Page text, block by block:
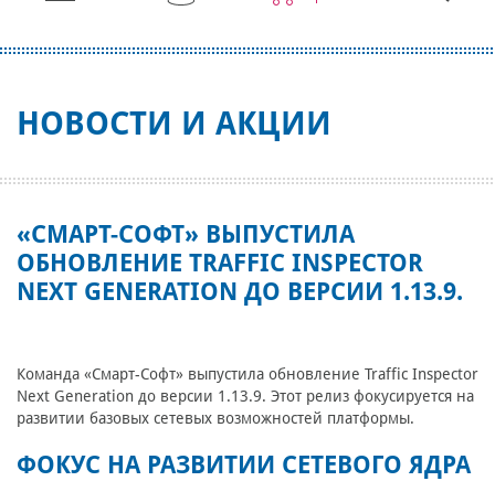
НОВОСТИ И АКЦИИ
«СМАРТ-СОФТ» ВЫПУСТИЛА
ОБНОВЛЕНИЕ TRAFFIC INSPECTOR
NEXT GENERATION ДО ВЕРСИИ 1.13.9.
Команда «Смарт-Софт» выпустила обновление Traffic Inspector
Next Generation до версии 1.13.9. Этот релиз фокусируется на
развитии базовых сетевых возможностей платформы.
ФОКУС НА РАЗВИТИИ СЕТЕВОГО ЯДРА